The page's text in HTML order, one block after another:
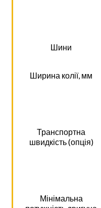
Шини
Ширина колії, мм
Транспортна
швидкість (опція)
Мінімальна